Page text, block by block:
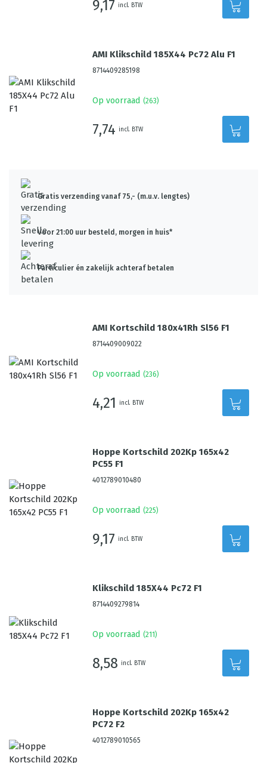
9,17 incl. BTW
AMI Klikschild 185X44 Pc72 Alu F1
8714409285198
Op voorraad (263)
7,74 incl. BTW
Gratis verzending vanaf 75,- (m.u.v. lengtes)
Voor 21:00 uur besteld, morgen in huis*
Particulier én zakelijk achteraf betalen
AMI Kortschild 180x41Rh Sl56 F1
8714409009022
Op voorraad (236)
4,21 incl. BTW
Hoppe Kortschild 202Kp 165x42
PC55 F1
4012789010480
Op voorraad (225)
9,17 incl. BTW
Klikschild 185X44 Pc72 F1
8714409279814
Op voorraad (211 )
8,58 incl. BTW
Hoppe Kortschild 202Kp 165x42
PC72 F2
4012789010565